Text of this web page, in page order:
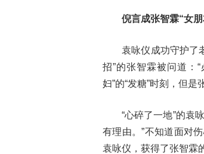
倪言成张智霖“女
袁咏仪成功守护了
招”的张智霖被问道：
妇”的“发糖”时刻，但是
“心碎了一地”的袁
有理由。”不知道面对
袁咏仪，获得了张智霖